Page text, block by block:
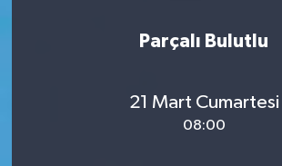
Parçalı Bulutlu
21 Mart Cumartesi
08:00